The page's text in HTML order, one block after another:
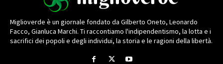
Miglioverde è un giornale fondato da Gilberto Oneto, Leonardo
Facco, Gianluca Marchi. Ti raccontiamo l'indipendentismo, la lotta e i
sacrifici dei popoli e degli individui, la storia e le ragioni della libertà.